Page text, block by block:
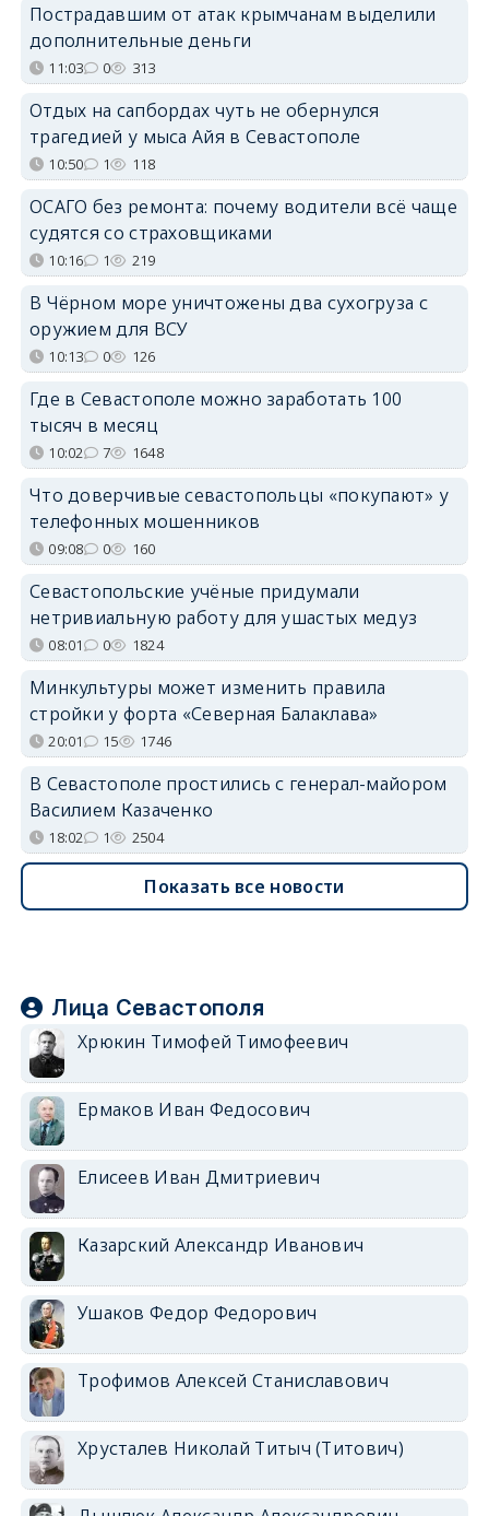
Пострадавшим от атак крымчанам выделили
дополнительные деньги
11:03 0 313
Отдых на сапбордах чуть не обернулся
трагедией у мыса Айя в Севастополе
10:50 1 118
ОСАГО без ремонта: почему водители всё чаще
судятся со страховщиками
10:16 1 219
В Чёрном море уничтожены два сухогруза с
оружием для ВСУ
10:13 0 126
Где в Севастополе можно заработать 100
тысяч в месяц
10:02 7 1648
Что доверчивые севастопольцы «покупают» у
телефонных мошенников
09:08 0 160
Севастопольские учёные придумали
нетривиальную работу для ушастых медуз
08:01 0 1824
Минкультуры может изменить правила
стройки у форта «Северная Балаклава»
20:01 15 1746
В Севастополе простились с генерал-майором
Василием Казаченко
18:02 1 2504
Показать все новости
Лица Севастополя
Хрюкин Тимофей Тимофеевич
Ермаков Иван Федосович
Елисеев Иван Дмитриевич
Казарский Александр Иванович
Ушаков Федор Федорович
Трофимов Алексей Станиславович
Хрусталев Николай Титыч (Титович)